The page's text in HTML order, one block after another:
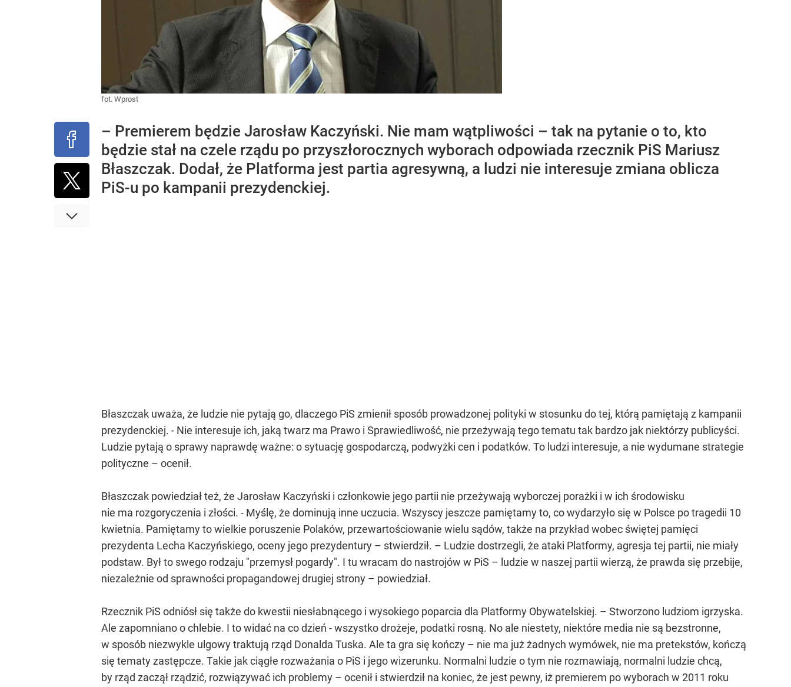
fot. Wprost
– Premierem będzie Jarosław Kaczyński. Nie mam wątpliwości – tak na pytanie o to, kto
będzie stał na czele rządu po przyszłorocznych wyborach odpowiada rzecznik PiS Mariusz
Błaszczak. Dodał, że Platforma jest partia agresywną, a ludzi nie interesuje zmiana oblicza
PiS-u po kampanii prezydenckiej.
Błaszczak uważa, że ludzie nie pytają go, dlaczego PiS zmienił sposób prowadzonej polityki w stosunku do tej, którą pamiętają z kampanii
prezydenckiej. - Nie interesuje ich, jaką twarz ma Prawo i Sprawiedliwość, nie przeżywają tego tematu tak bardzo jak niektórzy publicyści.
Ludzie pytają o sprawy naprawdę ważne: o sytuację gospodarczą, podwyżki cen i podatków. To ludzi interesuje, a nie wydumane strategie
polityczne – ocenił.
Błaszczak powiedział też, że Jarosław Kaczyński i członkowie jego partii nie przeżywają wyborczej porażki i w ich środowisku
nie ma rozgoryczenia i złości. - Myślę, że dominują inne uczucia. Wszyscy jeszcze pamiętamy to, co wydarzyło się w Polsce po tragedii 10
kwietnia. Pamiętamy to wielkie poruszenie Polaków, przewartościowanie wielu sądów, także na przykład wobec świętej pamięci
prezydenta Lecha Kaczyńskiego, oceny jego prezydentury – stwierdził. – Ludzie dostrzegli, że ataki Platformy, agresja tej partii, nie miały
podstaw. Był to swego rodzaju "przemysł pogardy". I tu wracam do nastrojów w PiS – ludzie w naszej partii wierzą, że prawda się przebije,
niezależnie od sprawności propagandowej drugiej strony – powiedział.
Rzecznik PiS odniósł się także do kwestii niesłabnącego i wysokiego poparcia dla Platformy Obywatelskiej. – Stworzono ludziom igrzyska.
Ale zapomniano o chlebie. I to widać na co dzień - wszystko drożeje, podatki rosną. No ale niestety, niektóre media nie są bezstronne,
w sposób niezwykle ulgowy traktują rząd Donalda Tuska. Ale ta gra się kończy – nie ma już żadnych wymówek, nie ma pretekstów, kończą
się tematy zastępcze. Takie jak ciągłe rozważania o PiS i jego wizerunku. Normalni ludzie o tym nie rozmawiają, normalni ludzie chcą,
by rząd zaczął rządzić, rozwiązywać ich problemy – ocenił i stwierdził na koniec, że jest pewny, iż premierem po wyborach w 2011 roku